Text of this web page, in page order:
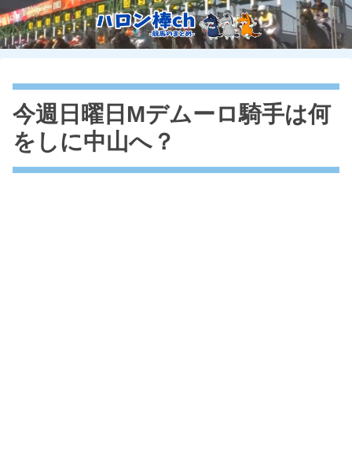
今週日曜日Mデムーロ騎手は何
をしに中山へ？